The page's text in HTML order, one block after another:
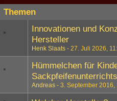
Themen
Innovationen und
Hersteller
Henk Slaats 27. Juli 2026,
Hümmelchen für
Sackpfeifenunterrichts
Andreas 3. September 2016,